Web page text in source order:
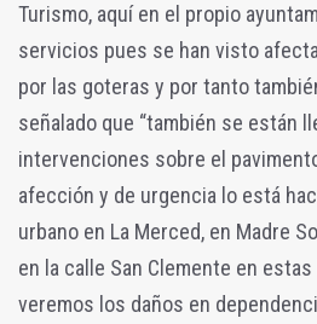
Turismo, aquí en el propio
servicios pues se han visto
por las goteras y por tanto
señalado que “también se están
intervenciones sobre el
afección y de urgencia lo está
urbano en La Merced, en Madre
en la calle San Clemente en estas
veremos los daños en